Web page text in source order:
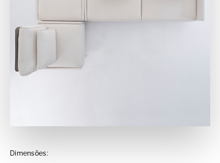
Dimensões: